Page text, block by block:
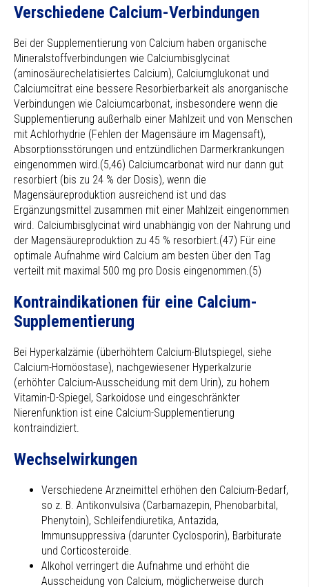
Verschiedene Calcium-Verbindungen
Bei der Supplementierung von Calcium haben organische
Mineralstoffverbindungen wie Calciumbisglycinat
(aminosäurechelatisiertes Calcium), Calciumglukonat und
Calciumcitrat eine bessere Resorbierbarkeit als anorganische
Verbindungen wie Calciumcarbonat, insbesondere wenn die
Supplementierung außerhalb einer Mahlzeit und von Menschen
mit Achlorhydrie (Fehlen der Magensäure im Magensaft),
Absorptionsstörungen und entzündlichen Darmerkrankungen
eingenommen wird.(5,46) Calciumcarbonat wird nur dann gut
resorbiert (bis zu 24 % der Dosis), wenn die
Magensäureproduktion ausreichend ist und das
Ergänzungsmittel zusammen mit einer Mahlzeit eingenommen
wird. Calciumbisglycinat wird unabhängig von der Nahrung und
der Magensäureproduktion zu 45 % resorbiert.(47) Für eine
optimale Aufnahme wird Calcium am besten über den Tag
verteilt mit maximal 500 mg pro Dosis eingenommen.(5)
Kontraindikationen für eine Calcium-
Supplementierung
Bei Hyperkalzämie (überhöhtem Calcium-Blutspiegel, siehe
Calcium-Homöostase), nachgewiesener Hyperkalzurie
(erhöhter Calcium-Ausscheidung mit dem Urin), zu hohem
Vitamin-D-Spiegel, Sarkoidose und eingeschränkter
Nierenfunktion ist eine Calcium-Supplementierung
kontraindiziert.
Wechselwirkungen
Verschiedene Arzneimittel erhöhen den Calcium-Bedarf,
so z. B. Antikonvulsiva (Carbamazepin, Phenobarbital,
Phenytoin), Schleifendiuretika, Antazida,
Immunsuppressiva (darunter Cyclosporin), Barbiturate
und Corticosteroide.
Alkohol verringert die Aufnahme und erhöht die
Ausscheidung von Calcium, möglicherweise durch